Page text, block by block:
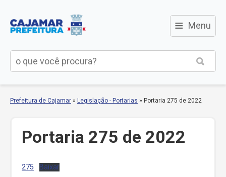
≡ Menu
Prefeitura de Cajamar » Legislação - Portarias » Portaria 275 de 2022
Portaria 275 de 2022
275 Baixar